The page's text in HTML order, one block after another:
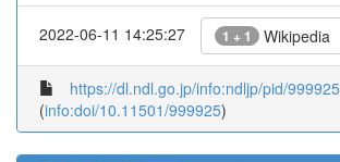
2022-06-11 14:25:27 1 + 1 Wikipedia
https://dl.ndl.go.jp/info:ndljp/pid/999925
(info:doi/10.11501/999925)